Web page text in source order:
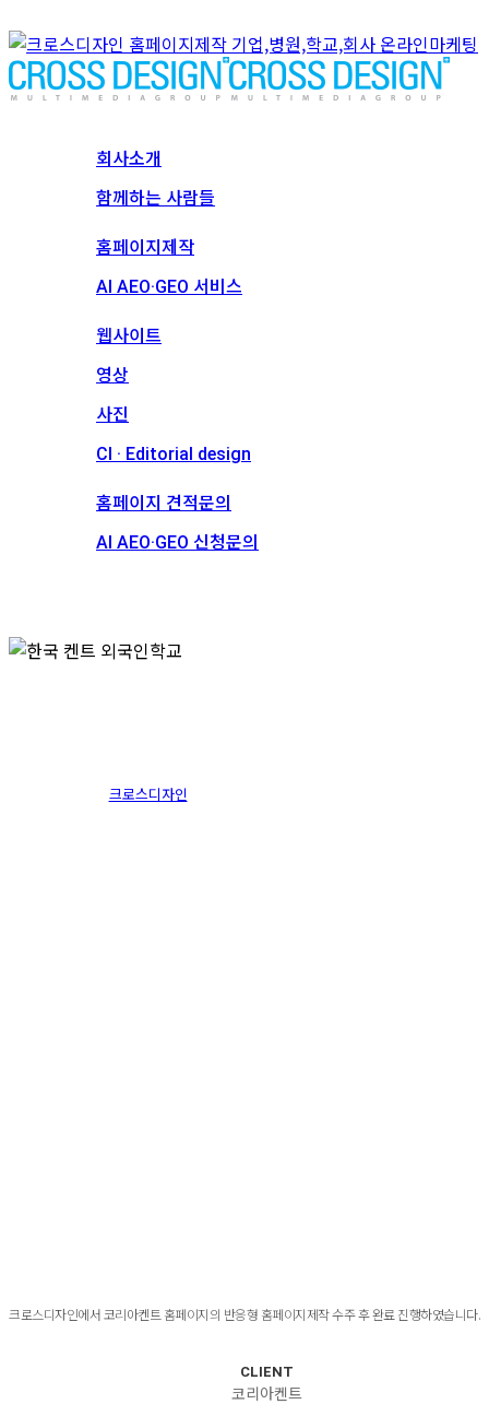
회사소개
함께하는 사람들
홈페이지제작
AI AEO·GEO 서비스
웹사이트
영상
사진
CI · Editorial design
홈페이지 견적문의
AI AEO·GEO 신청문의
크로스디자인
크로스디자인에서 코리아켄트 홈페이지의 반응형 홈페이지제작 수주 후 완료 진행하였습니다.
CLIENT
코리아켄트